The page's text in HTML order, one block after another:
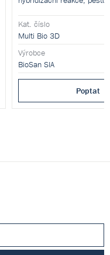
homogenizaci
roztocích.
Kat. číslo
Multi Bio 3D
Výrobce
BioSan SIA
Poptat